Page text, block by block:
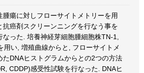
瘍に対しフローサイトメトリーを用
抗癌剤スクリーンニングを行なう事を
なった. 培養神経芽細胞腫細胞株TN-1,
用い, 増殖曲線からと, フローサイトメ
たDNAヒストグラムからとの2つの方法
CDDP)感受性試験を行なった. DNAヒ